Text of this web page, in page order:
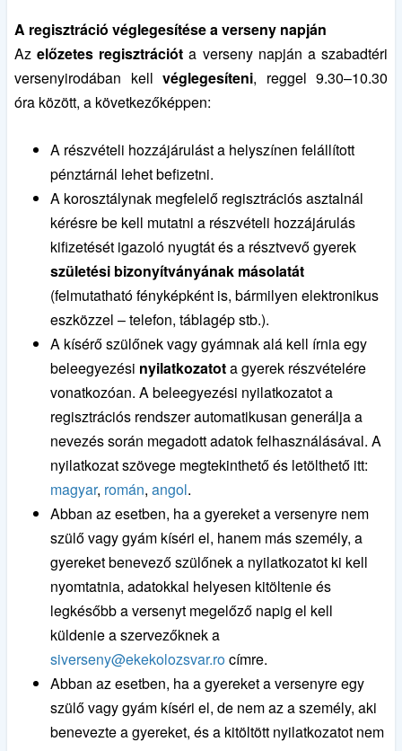
A regisztráció véglegesítése a verseny napján
Azelőzetes regisztrációt a verseny napján a szabadtéri
versenyirodában kell véglegesíteni, reggel 9.30–10.30
óra között, a következőképpen:
A részvételi hozzájárulást a helyszínen felállított
pénztárnál lehet befizetni.
A korosztálynak megfelelő regisztrációs asztalnál
kérésre be kell mutatni a részvételi hozzájárulás
kifizetését igazoló nyugtát és a résztvevő gyerek
születési bizonyítványának másolatát
(felmutatható fényképként is, bármilyen elektronikus
eszközzel – telefon, táblagép stb.).
A kísérő szülőnek vagy gyámnak alá kell írnia egy
beleegyezési nyilatkozatota gyerek részvételére
vonatkozóan. A beleegyezési nyilatkozatot a
regisztrációs rendszer automatikusan generálja a
nevezés során megadott adatok felhasználásával. A
nyilatkozat szövege megtekinthető és letölthető itt:
magyar, román, angol.
Abban az esetben, ha a gyereket a versenyre nem
szülő vagy gyám kíséri el, hanem más személy, a
gyereket benevező szülőnek a nyilatkozatot ki kell
nyomtatnia, adatokkal helyesen kitöltenie és
legkésőbb a versenyt megelőző napig el kell
küldenie a szervezőknek a
siverseny@ekekolozsvar.rocímre.
Abban az esetben, ha a gyereket a versenyre egy
szülő vagy gyám kíséri el, de nem az a személy, aki
benevezte a gyereket, és a kitöltött nyilatkozatot nem